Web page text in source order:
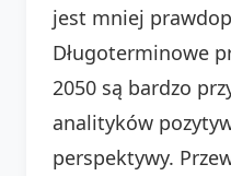
jest mniej
Długoterminowe
2050 są bardzo
analityków
perspektywy.